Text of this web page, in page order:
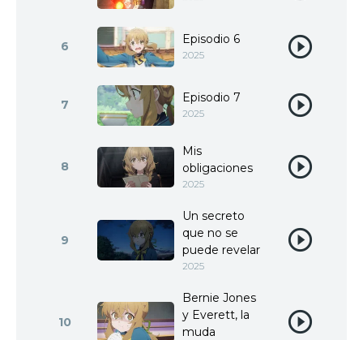
6 Episodio 6
2025
7 Episodio 7
2025
8
Mis
obligaciones
2025
9
Un secreto
que no se
puede revelar
2025
10
Bernie Jones
y Everett, la
muda